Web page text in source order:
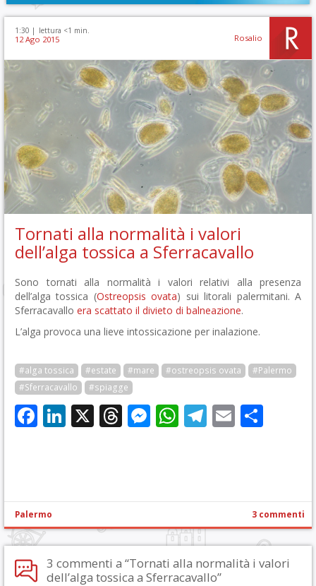
1:30 | lettura <1 min.
12 Ago 2015 Rosalio
Tornati alla normalità i valori
dell’alga tossica a Sferracavallo
Sono tornati alla normalità i valori relativi alla presenza
dell’alga tossica (Ostreopsis ovata) sui litorali palermitani. A
Sferracavallo era scattato il divieto di balneazione.
L’alga provoca una lieve intossicazione per inalazione.
#alga tossica #estate #mare #ostreopsis ovata
#Palermo
#Sferracavallo
#spiagge
Facebook
LinkedIn
X Threads
Messenger
WhatsApp
Telegram
Email
Palermo 3 commenti
3 commenti a “Tornati alla normalità i valori
dell’alga tossica a Sferracavallo”